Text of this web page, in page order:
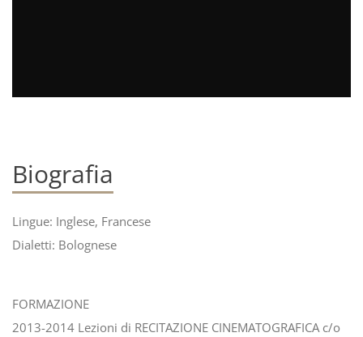
Biografia
Lingue: Inglese, Francese
Dialetti: Bolognese
FORMAZIONE
2013-2014 Lezioni di RECITAZIONE CINEMATOGRAFICA c/o